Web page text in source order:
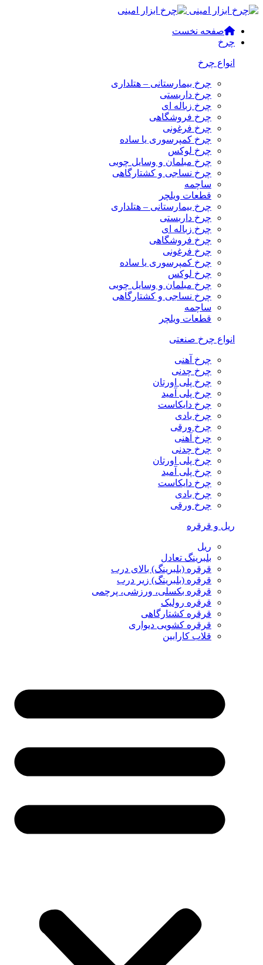
صفحه نخست
چرخ
انواع چرخ
چرخ بیمارستانی – هتلداری
چرخ داربستی
چرخ زباله ای
چرخ فروشگاهی
چرخ فرغونی
چرخ کمپرسوری یا ساده
چرخ لوکس
چرخ مبلمان و وسایل چوبی
چرخ نساجی و کشتارگاهی
ساچمه
قطعات ویلچر
چرخ بیمارستانی – هتلداری
چرخ داربستی
چرخ زباله ای
چرخ فروشگاهی
چرخ فرغونی
چرخ کمپرسوری یا ساده
چرخ لوکس
چرخ مبلمان و وسایل چوبی
چرخ نساجی و کشتارگاهی
ساچمه
قطعات ویلچر
انواع چرخ صنعتی
چرخ آهنی
چرخ چدنی
چرخ پلی اورتان
چرخ پلی آمید
چرخ دایکاست
چرخ بادی
چرخ ورقی
چرخ آهنی
چرخ چدنی
چرخ پلی اورتان
چرخ پلی آمید
چرخ دایکاست
چرخ بادی
چرخ ورقی
ریل و قرقره
ریل
بلبرینگ تعادل
قرقره (بلبرینگ) بالای درب
قرقره (بلبرینگ) زیر درب
قرقره بکسلی، ورزشی، پرچمی
قرقره رولیک
قرقره کشتارگاهی
قرقره کشویی دیواری
قلاب کارابین